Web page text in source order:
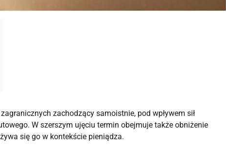
zachodzący samoistnie, pod wpływem sił
W szerszym ujęciu termin obejmuje także obniżenie
się go w kontekście pieniądza.